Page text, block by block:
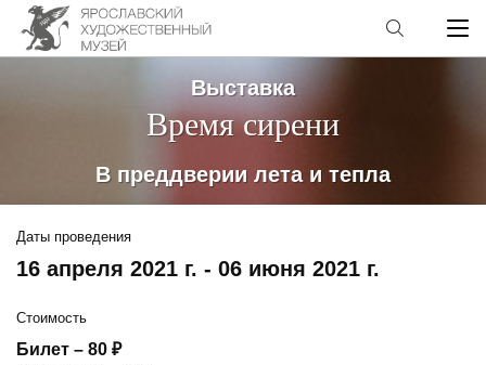
Выставка
Время сирени
В преддверии лета и тепла
Даты проведения
16 апреля 2021 г. - 06 июня 2021 г.
Стоимость
Билет – 80 ₽